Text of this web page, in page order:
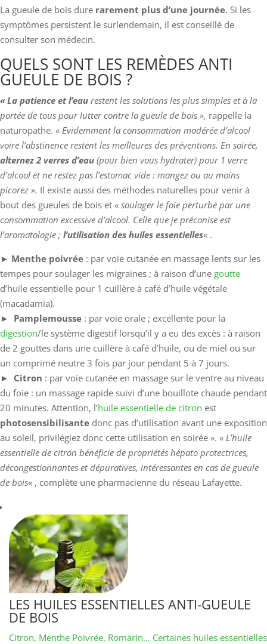
La gueule de bois dure rarement plus d’une journée. Si les
symptômes persistent le surlendemain, il est conseillé de
consulter son médecin.
QUELS SONT LES REMÈDES ANTI
GUEULE DE BOIS ?
« La patience et l’eau restent les solutions les plus simples et à la
portée de tous pour lutter contre la gueule de bois », rappelle la
naturopathe. « Evidemment la consommation modérée d’alcool
voire l’abstinence restent les meilleures des préventions. En soirée,
alternez 2 verres d’eau (pour bien vous hydrater) pour 1 verre
d’alcool et ne restez pas l’estomac vide : mangez ou au moins
picorez ». Il existe aussi des méthodes naturelles pour venir à
bout des gueules de bois et « soulager le foie perturbé par une
consommation excessive d’alcool. Celle que je préconise est
l’aromatologie ; l’utilisation des huiles essentielles« .
► Menthe poivrée : par voie cutanée en massage lents sur les
tempes pour soulager les migraines ; à raison d’une goutte
d’huile essentielle pour 1 cuillère à café d’huile végétale
(macadamia).
► Pamplemousse : par voie orale ; excellente pour la
digestion/le système digestif lorsqu’il y a eu des excès : à raison
de 2 gouttes dans une cuillère à café d’huile, ou de miel ou sur
un comprimé neutre 3 fois par jour pendant 5 à 7 jours.
► Citron : par voie cutanée en massage sur le ventre au niveau
du foie : un massage rapide suivi d’une bouillote chaude pendant
20 minutes. Attention, l’huile essentielle de citron est
photosensibilisante donc pas d’utilisation avant une exposition
au soleil, privilégiez donc cette utilisation en soirée ». « L’huile
essentielle de citron bénéficie de propriétés hépato protectrices,
décongestionnantes et dépuratives, intéressantes en cas de gueule
de bois« , complète une pharmacienne du réseau Lafayette.
LES HUILES ESSENTIELLES ANTI-GUEULE
DE BOIS
Citron, Menthe Poivrée, Romarin… Certaines huiles essentielles